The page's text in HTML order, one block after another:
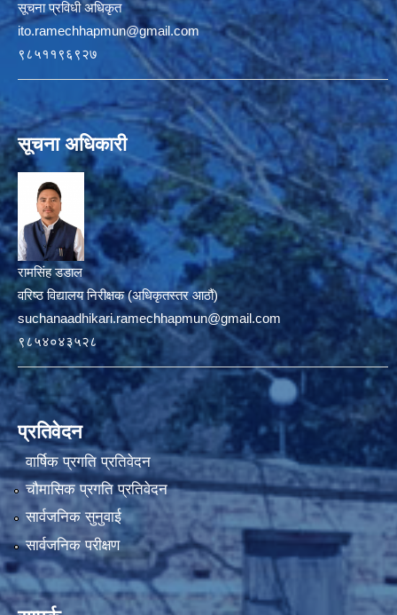
सूचना प्रविधी अधिकृत
ito.ramechhapmun@gmail.com
९८५११९६९२७
सूचना अधिकारी
रामसिंह डडाल
वरिष्ठ विद्यालय निरीक्षक (अधिकृतस्तर आठौं)
suchanaadhikari.ramechhapmun@gmail.com
९८५४०४३५२८
प्रतिवेदन
वार्षिक प्रगति प्रतिवेदन
चौमासिक प्रगति प्रतिवेदन
सार्वजनिक सुनुवाई
सार्वजनिक परीक्षण